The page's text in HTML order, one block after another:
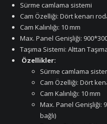
Sürme camlama sistemi
Cam Özelliği: Dört kenarı
Cam Kalınlığı: 10 mm
Max. Panel Genişliği:
Taşıma Sistemi: Alttan
Özellikler:
Sürme camlama
Cam Özelliği: Dört
Cam Kalınlığı: 10 mm
Max. Panel Genişliği:
bağlı)